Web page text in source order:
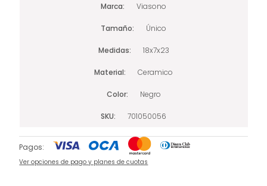
Marca Viasono
Tamaño Único
Medidas 18x7x23
Material Ceramico
Color Negro
SKU 701050056
Pagos:
Ver opciones de pago y planes de cuotas